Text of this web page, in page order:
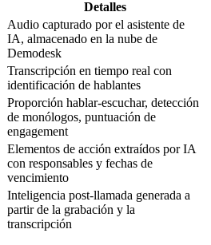
Detalles
Audio capturado por el asistente de
IA, almacenado en la nube de
Demodesk
Transcripción en tiempo real con
identificación de hablantes
Proporción hablar-escuchar, detección
de monólogos, puntuación de
engagement
Elementos de acción extraídos por IA
con responsables y fechas de
vencimiento
Inteligencia post-llamada generada a
partir de la grabación y la
transcripción